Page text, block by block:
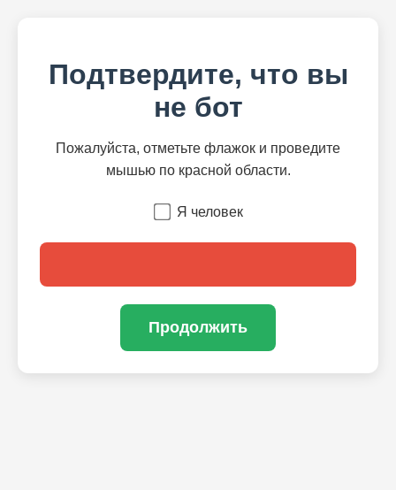
Подтвердите, что вы
не бот
Пожалуйста, отметьте флажок и проведите
мышью по красной области.
Я человек
Продолжить